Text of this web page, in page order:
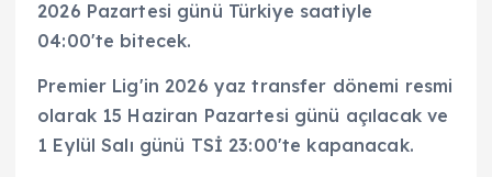
2026 Pazartesi günü Türkiye saatiyle
04:00'te bitecek.
Premier Lig'in 2026 yaz transfer dönemi resmi
olarak 15 Haziran Pazartesi günü açılacak ve
1 Eylül Salı günü TSİ 23:00'te kapanacak.